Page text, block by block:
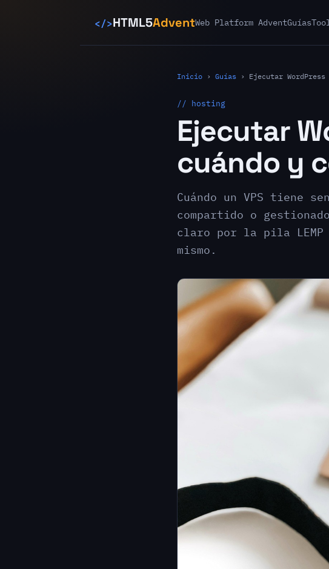
</>HTML5AdventWeb Platform AdventGuías
Inicio › Guías › Ejecutar WordPress
// hosting
Ejecutar
cuándo y
Cuándo un VPS tiene
compartido o
claro por la pila
mismo.